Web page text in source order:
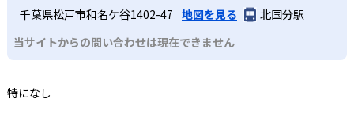
千葉県松戸市和名ケ谷1402-47 地図を見る
北国分駅
当サイトからの問い合わせは現在できません
特になし